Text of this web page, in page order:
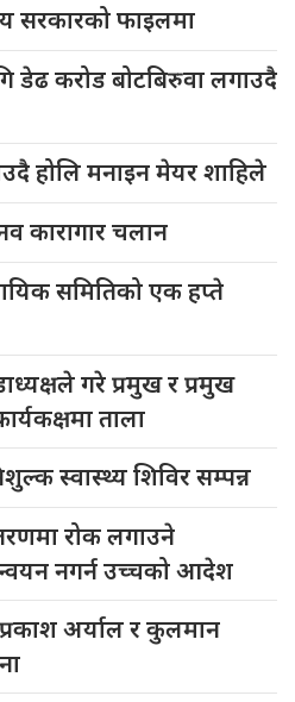
सरकारको फाइलमा
डेढ करोड बोटबिरुवा लगाउदै
होलि मनाइन मेयर शाहिले
कारागार चलान
समितिको एक हप्ते
गरे प्रमुख र प्रमुख
ताला
स्वास्थ्य शिविर सम्पन्न
रोक लगाउने
नगर्न उच्चको आदेश
अर्याल र कुलमान